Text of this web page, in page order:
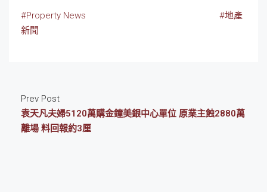
#Property News
#地產
新聞
Prev Post
袁天凡夫婦5120萬購金鐘美銀中心單位 原業主蝕2880萬
離場 料回報約3厘